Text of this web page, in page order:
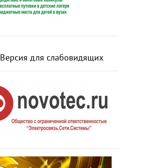
Версия для слабовидящих